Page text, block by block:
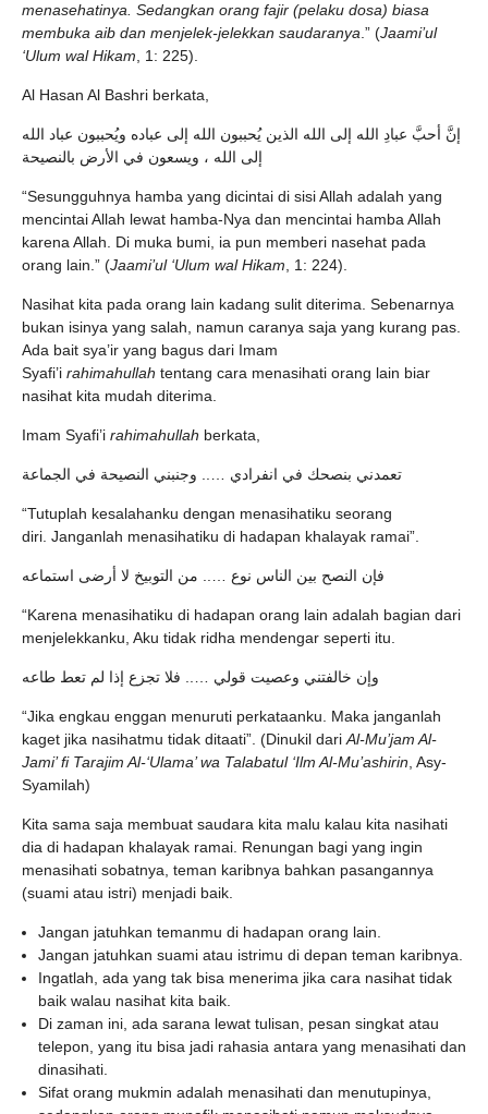
menasehatinya. Sedangkan orang fajir (pelaku dosa) biasa
membuka aib dan menjelek-jelekkan saudaranya .” (Jaami’ul
‘Ulum wal Hikam , 1: 225).
Al Hasan Al Bashri berkata,
إنَّ أحبَّ عبادِ الله إلى الله الذين يُحببون الله إلى عباده ويُحببون عباد الله
إلى الله ، ويسعون في الأرض بالنصيحة
“Sesungguhnya hamba yang dicintai di sisi Allah adalah yang
mencintai Allah lewat hamba-Nya dan mencintai hamba Allah
karena Allah. Di muka bumi, ia pun memberi nasehat pada
orang lain.” (Jaami’ul ‘Ulum wal Hikam , 1: 224).
Nasihat kita pada orang lain kadang sulit diterima. Sebenarnya
bukan isinya yang salah, namun caranya saja yang kurang pas.
Ada bait sya’ir yang bagus dari Imam
Syafi’i rahimahullah tentang cara menasihati orang lain biar
nasihat kita mudah diterima.
Imam Syafi’i rahimahullah berkata,
تعمدني بنصحك في انفرادي ….. وجنبني النصيحة في الجماعة
“Tutuplah kesalahanku dengan menasihatiku seorang
diri. Janganlah menasihatiku di hadapan khalayak ramai”.
فإن النصح بين الناس نوع ….. من التوبيخ لا أرضى استماعه
“Karena menasihatiku di hadapan orang lain adalah bagian dari
menjelekkanku, Aku tidak ridha mendengar seperti itu.
وإن خالفتني وعصيت قولي ….. فلا تجزع إذا لم تعط طاعه
“Jika engkau enggan menuruti perkataanku. Maka janganlah
kaget jika nasihatmu tidak ditaati”. (Dinukil dari Al-Mu’jam Al-
Jami’ fi Tarajim Al-‘Ulama’ wa Talabatul ‘Ilm Al-Mu’ashirin , Asy-
Syamilah)
Kita sama saja membuat saudara kita malu kalau kita nasihati
dia di hadapan khalayak ramai. Renungan bagi yang ingin
menasihati sobatnya, teman karibnya bahkan pasangannya
(suami atau istri) menjadi baik.
Jangan jatuhkan temanmu di hadapan orang lain.
Jangan jatuhkan suami atau istrimu di depan teman karibnya.
Ingatlah, ada yang tak bisa menerima jika cara nasihat tidak
baik walau nasihat kita baik.
Di zaman ini, ada sarana lewat tulisan, pesan singkat atau
telepon, yang itu bisa jadi rahasia antara yang menasihati dan
dinasihati.
Sifat orang mukmin adalah menasihati dan menutupinya,